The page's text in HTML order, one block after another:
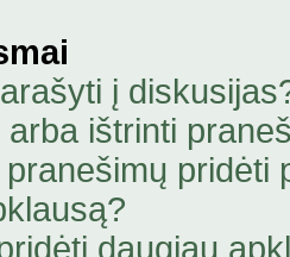
į
ištrinti
pridėti
daugiau